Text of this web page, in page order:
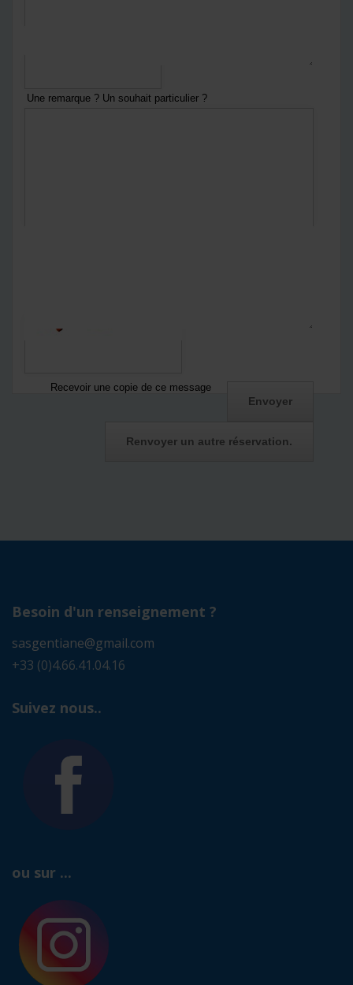
Une remarque ? Un souhait particulier ?
Recevoir une copie de ce message
Besoin d'un renseignement ?
sasgentiane@gmail.com
+33 (0)4.66.41.04.16
Suivez nous..
ou sur ...